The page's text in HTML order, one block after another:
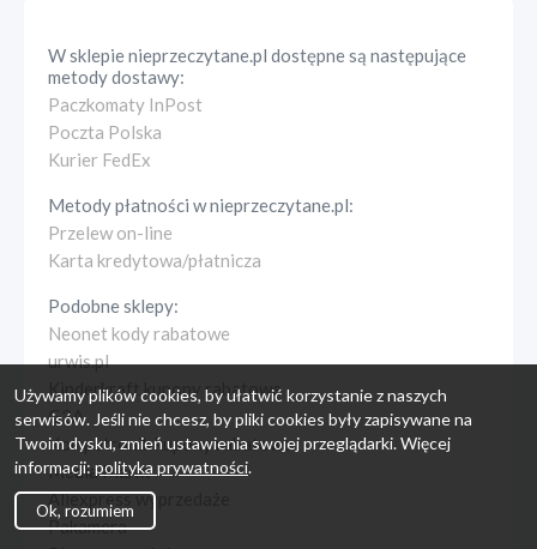
W sklepienieprzeczytane.pl dostępne są następujące
metody dostawy:
Paczkomaty InPost
Poczta Polska
Kurier FedEx
Metody płatności wnieprzeczytane.pl:
Przelew on-line
Karta kredytowa/płatnicza
Podobne sklepy:
Neonet kody rabatowe
urwis.pl
Kinderkraft kupony rabatowe
G2A
Komputronik kupony rabatowe
Media Markt
Aliexpress wyprzedaże
Pakamera
Używamy plików cookies, by ułatwić korzystanie z naszych
serwisów. Jeśli nie chcesz, by pliki cookies były zapisywane na
Twoim dysku, zmień ustawienia swojej przeglądarki. Więcej
informacji: polityka prywatności.
Ok, rozumiem